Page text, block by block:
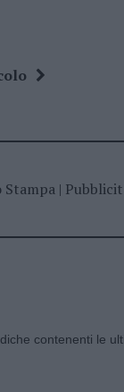
Stampa|
contenenti le